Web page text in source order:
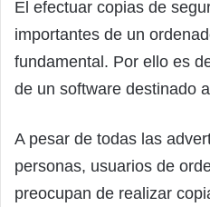
El efectuar copias de
importantes de un
fundamental. Por ello es
de un software destinado
A pesar de todas las
personas, usuarios de
preocupan de realizar